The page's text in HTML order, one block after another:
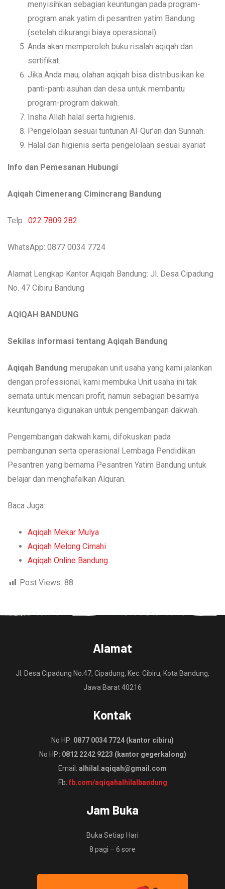
menyisihkan sebagian keuntungan pada program-
program anak yatim di pesantren yatim Bandung
(setelah dikurangi biaya operasional).
Anda akan memperoleh buku risalah aqiqah dan
sertifikat.
Jika Anda mau, olahan aqiqah bisa distribusikan ke
panti-panti asuhan dan desa untuk membantu
program-program dakwah.
Insha Allah halal serta higienis.
Pengelolaan sesuai tuntunan Al-Qur’an dan Sunnah.
Halal dan higienis serta pengelolaan sesuai syariat
Info dan Pemesanan Hubungi
Aqiqah Cimenerang Cimincrang Bandung
Telp : 022 7809 282
WhatsApp: 0877 0034 7724
Alamat Lengkap Kantor Aqiqah Bandung: Jl. Desa Cipadung
No. 47 Cibiru Bandung
AQIQAH BANDUNG
Sekilas informasi tentang Aqiqah Bandung
Aqiqah Bandung merupakan unit usaha yang kami jalankan
dengan professional, kami membuka Unit usaha ini tak
semata untuk mencari profit, namun sebagian besarnya
keuntunganya digunakan untuk pengembangan dakwah.
Pengembangan dakwah kami, difokuskan pada
pembangunan serta operasional Lembaga Pendidikan
Pesantren yang bernama Pesantren Yatim Bandung untuk
belajar dan menghafalkan Alquran.
Baca Juga:
Aqiqah Mekar Mulya
Aqiqah Melong Cimahi
Aqiqah Online Bandung
Post Views: 88
Alamat
Jl. Desa Cipadung No.47, Cipadung, Kec. Cibiru, Kota Bandung,
Jawa Barat 40216
Kontak
No HP: 0877 0034 7724 (kantor cibiru)
No HP: 0812 2242 9223 (kantor gegerkalong)
Email: alhilal.aqiqah@gmail.com
Fb: fb.com/aqiqahalhilalbandung
Jam Buka
Buka Setiap Hari
8 pagi – 6 sore